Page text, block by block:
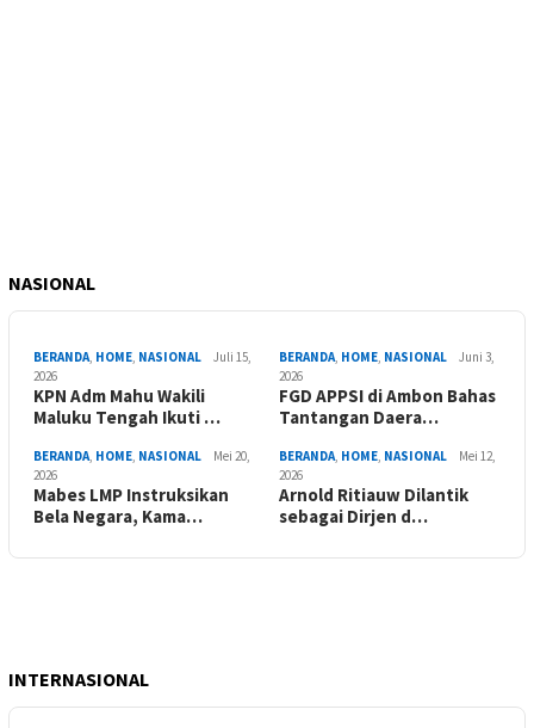
NASIONAL
BERANDA, HOME, NASIONAL
Juli 15,
2026
KPN Adm Mahu Wakili
Maluku Tengah Ikuti …
BERANDA, HOME, NASIONAL
Juni 3,
2026
FGD APPSI di Ambon Bahas
Tantangan Daera…
BERANDA, HOME, NASIONAL
Mei 20,
2026
Mabes LMP Instruksikan
Bela Negara, Kama…
BERANDA, HOME, NASIONAL
Mei 12,
2026
Arnold Ritiauw Dilantik
sebagai Dirjen d…
INTERNASIONAL